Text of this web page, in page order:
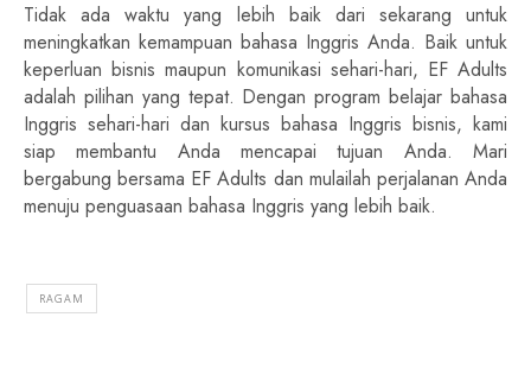
Tidak ada waktu yang lebih baik dari sekarang untuk
meningkatkan kemampuan bahasa Inggris Anda. Baik untuk
keperluan bisnis maupun komunikasi sehari-hari, EF Adults
adalah pilihan yang tepat. Dengan program belajar bahasa
Inggris sehari-hari dan kursus bahasa Inggris bisnis, kami
siap membantu Anda mencapai tujuan Anda. Mari
bergabung bersama EF Adults dan mulailah perjalanan Anda
menuju penguasaan bahasa Inggris yang lebih baik.
RAGAM